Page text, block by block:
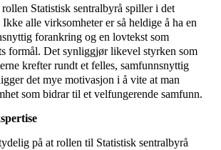
Statistisk sentralbyrå spiller i det
alle virksomheter er så heldige å ha en
forankring og en lovtekst som
formål. Det synliggjør likevel styrken som
krefter rundt et felles, samfunnsnyttig
det mye motivasjon i å vite at man
som bidrar til et velfungerende samfunn.
på at rollen til Statistisk sentralbyrå